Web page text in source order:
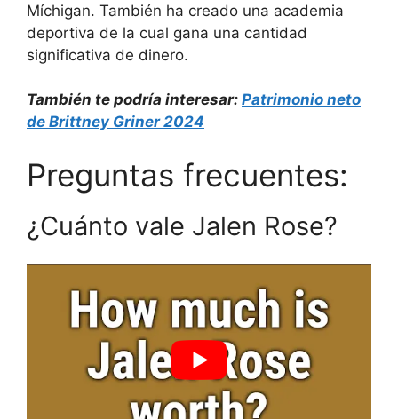
Míchigan. También ha creado una academia
deportiva de la cual gana una cantidad
significativa de dinero.
También te podría interesar: Patrimonio neto
de Brittney Griner 2024
Preguntas frecuentes:
¿Cuánto vale Jalen Rose?